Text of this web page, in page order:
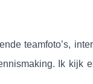
teamfoto’s,
Ik kijk